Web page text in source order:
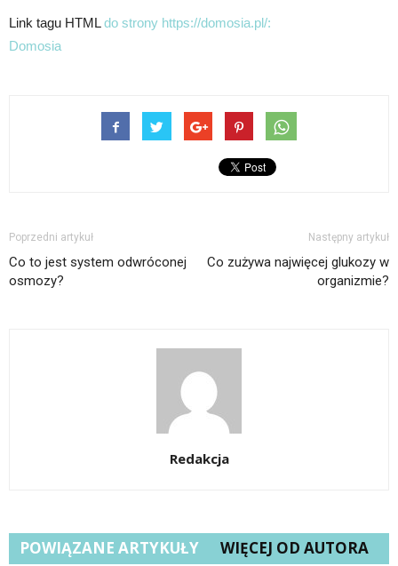
Link tagu HTMLdo strony https://domosia.pl/:
Domosia
Poprzedni artykuł
Co to jest system odwróconej
osmozy?
Następny artykuł
Co zużywa najwięcej glukozy w
organizmie?
Redakcja
POWIĄZANE ARTYKUŁY WIĘCEJ OD AUTORA